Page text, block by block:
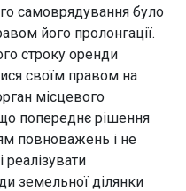
самоврядування було
його пролонгації.
строку оренди
своїм правом на
місцевого
попереднє рішення
повноважень і не
земельної ділянки